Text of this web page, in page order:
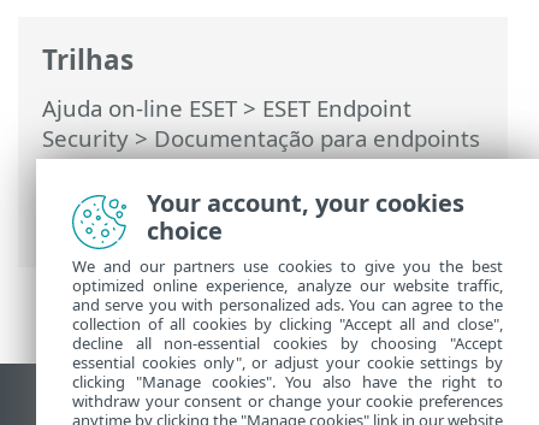
Trilhas
Ajuda on-line ESET> ESET Endpoint
Security>Documentação para endpoints
gerenciados remotamente>
Configuração do produto no ESET
PROTECT
> Proteções
Ver site para desktop
Your account, your cookies
choice
We and our partners use cookies to give you the best
optimized online experience, analyze our website traffic,
and serve you with personalized ads. You can agree to the
collection of all cookies by clicking "Accept all and close",
decline all non-essential cookies by choosing "Accept
essential cookies only", or adjust your cookie settings by
clicking "Manage cookies". You also have the right to
withdraw your consent or change your cookie preferences
anytime by clicking the "Manage cookies" link in our website